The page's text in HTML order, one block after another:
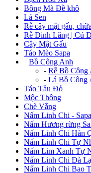
Bông Mã Đề khô
Lá Sen
Rễ cây mật gấu,
Rễ Đinh Lăng | Củ
Cây Mật Gấu
Táo Mèo Sapa
Bồ Công Anh
- Rễ Bồ Công
- Lá Bồ Công
Táo Tầu Đỏ
Mộc Thông
Chè Vằng
Nấm Linh Chi - Sapa
Nấm Hương rừng Sa
Nấm Linh Chi Hàn
Nấm Linh Chi Tự
Nấm Lim Xanh Tự
Nấm Linh Chi Đà
Nấm Linh Chi Bao